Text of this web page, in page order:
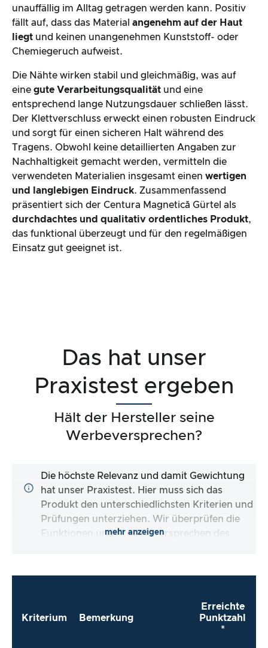
unauffällig im Alltag getragen werden kann. Positiv
fällt auf, dass das Material angenehm auf der Haut
liegt und keinen unangenehmen Kunststoff- oder
Chemiegeruch aufweist.
Die Nähte wirken stabil und gleichmäßig, was auf
eine gute Verarbeitungsqualität und eine
entsprechend lange Nutzungsdauer schließen lässt.
Der Klettverschluss erweckt einen robusten Eindruck
und sorgt für einen sicheren Halt während des
Tragens. Obwohl keine detaillierten Angaben zur
Nachhaltigkeit gemacht werden, vermitteln die
verwendeten Materialien insgesamt einen wertigen
und langlebigen Eindruck. Zusammenfassend
präsentiert sich der Centura Magnetică Gürtel als
durchdachtes und qualitativ ordentliches Produkt,
das funktional überzeugt und für den regelmäßigen
Einsatz gut geeignet ist.
Das hat unser
Praxistest ergeben
Hält der Hersteller seine
Werbeversprechen?
Die höchste Relevanz und damit Gewichtung
hat unser Praxistest. Hier muss sich das
Produkt den unterschiedlichsten Kriterien und
Prüfungen unterziehen. Wir überprüfen die
Funktionen und Produktversprechen des
mehr anzeigen
Kriterium Bemerkung
Erreichte
Punktzahl
*